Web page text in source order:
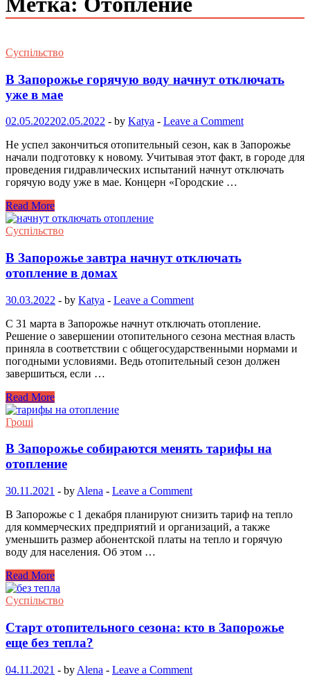
Суспільство
В Запорожье горячую воду начнут отключать
уже в мае
02.05.202202.05.2022 - by Katya - Leave a Comment
Не успел закончиться отопительный сезон, как в Запорожье
начали подготовку к новому. Учитывая этот факт, в городе для
проведения гидравлических испытаний начнут отключать
горячую воду уже в мае. Концерн «Городские …
Read More
Суспільство
В Запорожье завтра начнут отключать
отопление в домах
30.03.2022 - by Katya - Leave a Comment
С 31 марта в Запорожье начнут отключать отопление.
Решение о завершении отопительного сезона местная власть
приняла в соответствии с общегосударственными нормами и
погодными условиями. Ведь отопительный сезон должен
завершиться, если …
Read More
Гроші
В Запорожье собираются менять тарифы на
отопление
30.11.2021 - by Alena - Leave a Comment
В Запорожье с 1 декабря планируют снизить тариф на тепло
для коммерческих предприятий и организаций, а также
уменьшить размер абонентской платы на тепло и горячую
воду для населения. Об этом …
Read More
Суспільство
Старт отопительного сезона: кто в Запорожье
еще без тепла?
04.11.2021 - by Alena - Leave a Comment